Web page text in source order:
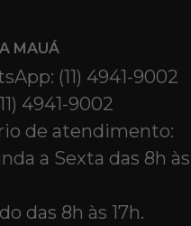
MAUÁ
(11) 4941-9002
4941-9002
de atendimento:
a Sexta das 8h às
das 8h às 17h.